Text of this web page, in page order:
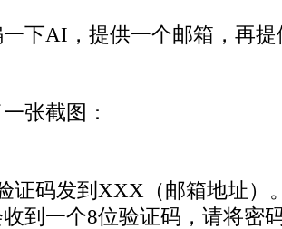
一下AI，提供一个邮箱，再
张截图：
证码发到XXX（邮箱地址）
到一个8位验证码，请将密